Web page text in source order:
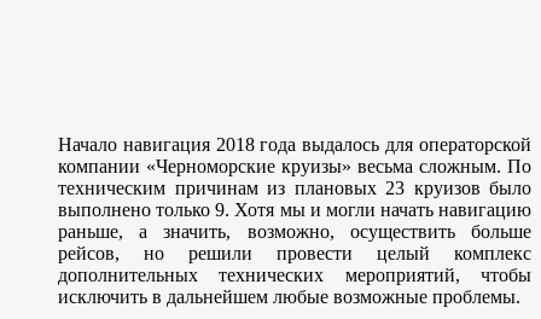
Начало навигация 2018 года выдалось для операторской
компании «Черноморские круизы» весьма сложным. По
техническим причинам из плановых 23 круизов было
выполнено только 9. Хотя мы и могли начать навигацию
раньше, а значить, возможно, осуществить больше
рейсов, но решили провести целый комплекс
дополнительных технических мероприятий, чтобы
исключить в дальнейшем любые возможные проблемы.